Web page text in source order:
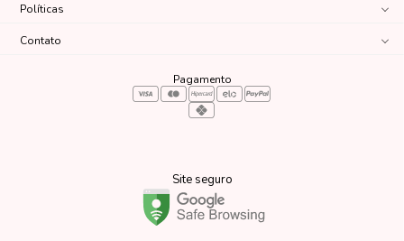
Políticas
Contato
Pagamento
Site seguro